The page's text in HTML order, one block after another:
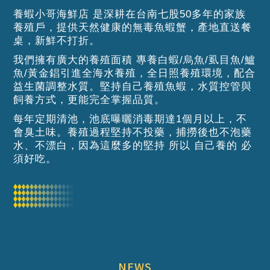
養蝦小哥海鮮店 是深耕在台南七股50多年的家族
養殖戶，提供天然健康的無毒魚蝦蟹，產地直送餐
桌，新鮮不打折。
我們擁有廣大的養殖面積 專養白蝦/烏魚/虱目魚/鱸
魚/黃金錩引進全海水養殖，全日照養殖環境，配合
益生菌調整水質。 堅持自己養殖魚蝦，水質控管與
飼養方式，更能完全掌握品質。
每年定期清池，池底曝曬消毒期達1個月以上，不
會臭土味。養殖過程堅持不投藥，捕撈後也不泡藥
水、不漂白， 因為這麼多的堅持 所以 自己養的 必
須好吃。